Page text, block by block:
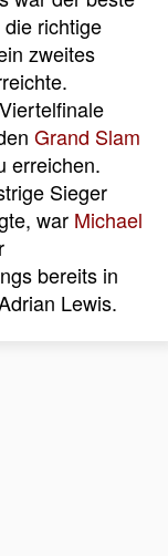
richtige
zweites
Grand Slam
erreichen.
Sieger
war Michael
bereits in
Lewis.